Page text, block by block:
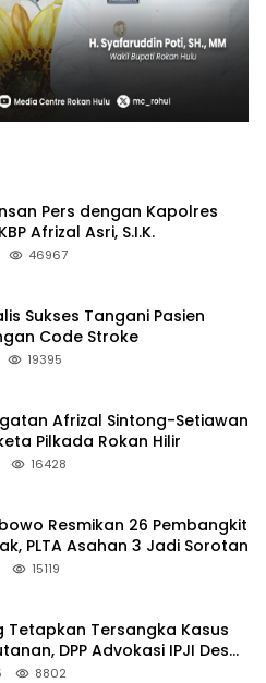
Pers dengan Kapolres
Afrizal Asri, S.I.K.
46967
Sukses Tangani Pasien
Code Stroke
19395
Afrizal Sintong-Setiawan
Pilkada Rokan Hilir
16428
Resmikan 26 Pembangkit
PLTA Asahan 3 Jadi Sorotan
15119
Tetapkan Tersangka Kasus
DPP Advokasi IPJI Desak
RAPP
8802